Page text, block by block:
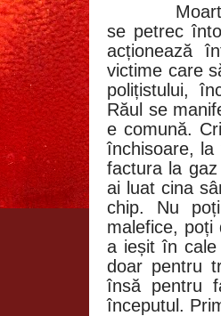
se petrec
acționează
victime care
polițistului,
Răul se
e comună.
închisoare,
factura la
ai luat cina
chip. Nu
malefice, poți
a ieșit în cale
doar pentru
însă pentru
începutul.